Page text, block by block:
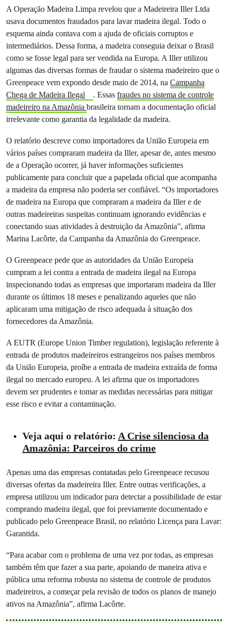
A Operação Madeira Limpa revelou que a Madeireira Iller Ltda
usava documentos fraudados para lavar madeira ilegal. Todo o
esquema ainda contava com a ajuda de oficiais corruptos e
intermediários. Dessa forma, a madeira conseguia deixar o Brasil
como se fosse legal para ser vendida na Europa. A Iller utilizou
algumas das diversas formas de fraudar o sistema madeireiro que o
Greenpeace vem expondo desde maio de 2014, na Campanha
Chega de Madeira Ilegal
. Essas fraudes no sistema de controle
madeireiro na Amazônia brasileira tornam a documentação oficial
irrelevante como garantia da legalidade da madeira.
O relatório descreve como importadores da União Europeia em
vários países compraram madeira da Iller, apesar de, antes mesmo
de a Operação ocorrer, já haver informações suficientes
publicamente para concluir que a papelada oficial que acompanha
a madeira da empresa não poderia ser confiável. “Os importadores
de madeira na Europa que compraram a madeira da Iller e de
outras madeireiras suspeitas continuam ignorando evidências e
conectando suas atividades à destruição da Amazônia”, afirma
Marina Lacôrte, da Campanha da Amazônia do Greenpeace.
O Greenpeace pede que as autoridades da União Europeia
cumpram a lei contra a entrada de madeira ilegal na Europa
inspecionando todas as empresas que importaram madeira da Iller
durante os últimos 18 meses e penalizando aqueles que não
aplicaram uma mitigação de risco adequada à situação dos
fornecedores da Amazônia.
A EUTR (Europe Union Timber regulation), legislação referente à
entrada de produtos madeireiros estrangeiros nos países membros
da União Europeia, proíbe a entrada de madeira extraída de forma
ilegal no mercado europeu. A lei afirma que os importadores
devem ser prudentes e tomar as medidas necessárias para mitigar
esse risco e evitar a contaminação.
Veja aqui o relatório: A Crise silenciosa da
Amazônia: Parceiros do crime
Apenas uma das empresas contatadas pelo Greenpeace recusou
diversas ofertas da madeireira Iller. Entre outras verificações, a
empresa utilizou um indicador para detectar a possibilidade de estar
comprando madeira ilegal, que foi previamente documentado e
publicado pelo Greenpeace Brasil, no relatório Licença para Lavar:
Garantida.
“Para acabar com o problema de uma vez por todas, as empresas
também têm que fazer a sua parte, apoiando de maneira ativa e
pública uma reforma robusta no sistema de controle de produtos
madeireiros, a começar pela revisão de todos os planos de manejo
ativos na Amazônia”, afirma Lacôrte.